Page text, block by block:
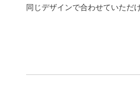
同じデザインで合わせていた